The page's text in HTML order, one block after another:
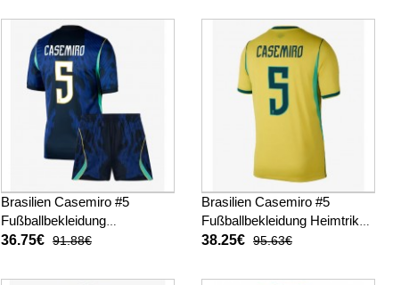
Brasilien Casemiro #5
Fußballbekleidung
Auswärtstrikot Kinder WM
hosen)
36.75€ 91.88€
Brasilien Casemiro #5
Fußballbekleidung Heimtrikot
WM 2026 Kurzarm
38.25€ 95.63€